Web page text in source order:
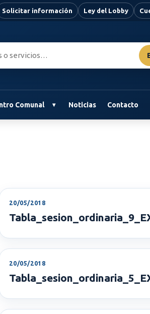
Solicitar información Ley del Lobby
Comunal Noticias Contacto
20/05/2018
20/05/2018